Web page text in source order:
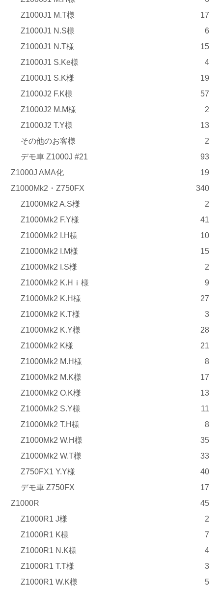
Z1000J1 M.T様
17
Z1000J1 N.S様
6
Z1000J1 N.T様
15
Z1000J1 S.Ke様
4
Z1000J1 S.K様
19
Z1000J2 F.K様
57
Z1000J2 M.M様
2
Z1000J2 T.Y様
13
その他のお客様
2
デモ車 Z1000J #21
93
Z1000J AMA化
19
Z1000Mk2・Z750FX
340
Z1000Mk2 A.S様
2
Z1000Mk2 F.Y様
41
Z1000Mk2 I.H様
10
Z1000Mk2 I.M様
15
Z1000Mk2 I.S様
2
Z1000Mk2 K.Hｉ様
9
Z1000Mk2 K.H様
27
Z1000Mk2 K.T様
3
Z1000Mk2 K.Y様
28
Z1000Mk2 K様
21
Z1000Mk2 M.H様
8
Z1000Mk2 M.K様
17
Z1000Mk2 O.K様
13
Z1000Mk2 S.Y様
11
Z1000Mk2 T.H様
8
Z1000Mk2 W.H様
35
Z1000Mk2 W.T様
33
Z750FX1 Y.Y様
40
デモ車 Z750FX
17
Z1000R
45
Z1000R1 J様
2
Z1000R1 K様
7
Z1000R1 N.K様
4
Z1000R1 T.T様
3
Z1000R1 W.K様
5